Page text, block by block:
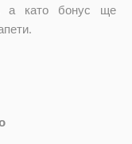
а като бонус ще